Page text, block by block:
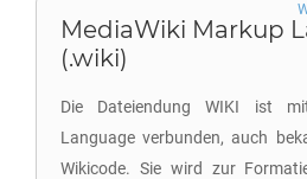
MediaWiki Markup
(.wiki)
Die Dateiendung WIKI ist
Language verbunden, auch
Wikicode. Sie wird zur